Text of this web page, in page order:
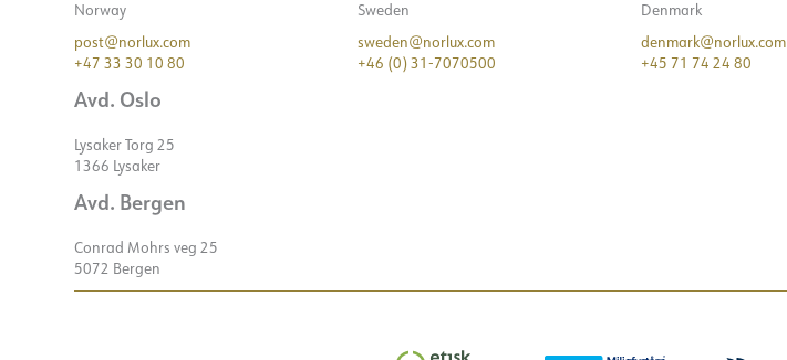
Norway
post@norlux.com
+47 33 30 10 80
Avd. Oslo
Lysaker Torg 25
1366 Lysaker
Avd. Bergen
Conrad Mohrs veg 25
5072 Bergen
Sweden
sweden@norlux.com
+46 (0) 31-7070500
Denmark
denmark@norlux.com
+45 71 74 24 80